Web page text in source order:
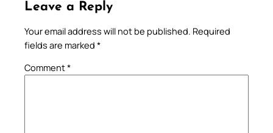
Leave a Reply
Your email address will not be published. Required
fields are marked *
Comment*